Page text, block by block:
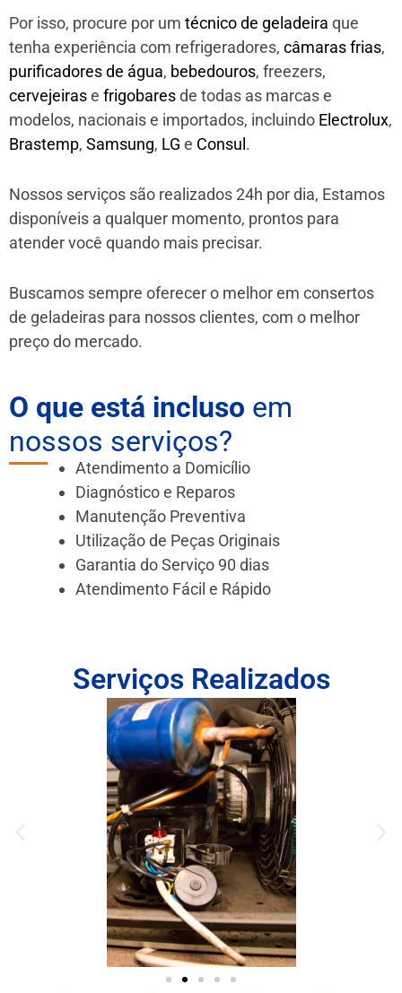
Por isso, procure por um técnico de geladeira que
tenha experiência com refrigeradores, câmaras frias,
purificadores de água, bebedouros, freezers,
cervejeirase frigobaresde todas as marcas e
modelos, nacionais e importados, incluindo Electrolux,
Brastemp, Samsung, LG e Consul .
Nossos serviços são realizados 24h por dia, Estamos
disponíveis a qualquer momento, prontos para
atender você quando mais precisar.
Buscamos sempre oferecer o melhor em consertos
de geladeiras para nossos clientes, com o melhor
preço do mercado.
O que está incluso em
nossos serviços?
Atendimento a Domicílio
Diagnóstico e Reparos
Manutenção Preventiva
Utilização de Peças Originais
Garantia do Serviço 90 dias
Atendimento Fácil e Rápido
Serviços Realizados